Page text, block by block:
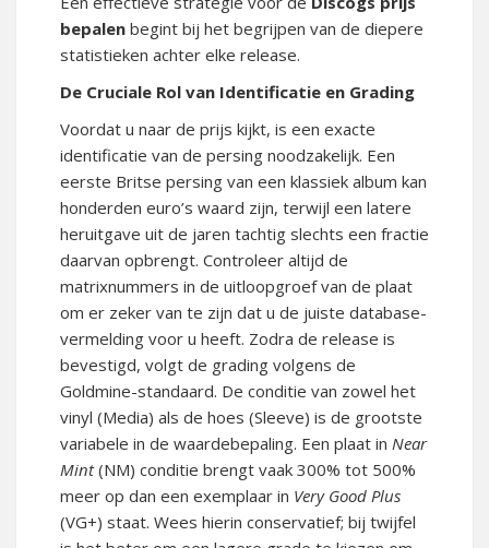
bepalen begint bij het begrijpen van de diepere
statistieken achter elke release.
De Cruciale Rol van Identificatie en Grading
Voordat u naar de prijs kijkt, is een exacte
identificatie van de persing noodzakelijk. Een
eerste Britse persing van een klassiek album kan
honderden euro’s waard zijn, terwijl een latere
heruitgave uit de jaren tachtig slechts een fractie
daarvan opbrengt. Controleer altijd de
matrixnummers in de uitloopgroef van de plaat
om er zeker van te zijn dat u de juiste database-
vermelding voor u heeft. Zodra de release is
bevestigd, volgt de grading volgens de
Goldmine-standaard. De conditie van zowel het
vinyl (Media) als de hoes (Sleeve) is de grootste
variabele in de waardebepaling. Een plaat in Near
Mint(NM) conditie brengt vaak 300% tot 500%
meer op dan een exemplaar in Very Good Plus
(VG+) staat. Wees hierin conservatief; bij twijfel